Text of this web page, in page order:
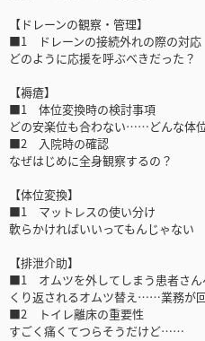
【ドレーンの観察・管理】
■1 ドレーンの接続外れの際の対応
どのように応援を呼ぶべきだった？
【褥瘡】
■1 体位変換時の検討事項
どの安楽位も合わない……どんな体
■2 入院時の確認
なぜはじめに全身観察するの？
【体位変換】
■1 マットレスの使い分け
軟らかければいいってもんじゃない
【排泄介助】
■1 オムツを外してしまう患者さん
くり返されるオムツ替え……業務が
■2 トイレ離床の重要性
すごく痛くてつらそうだけど……